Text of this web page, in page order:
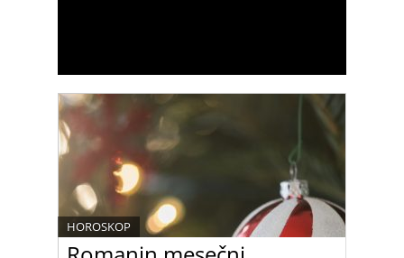
HOROSKOP